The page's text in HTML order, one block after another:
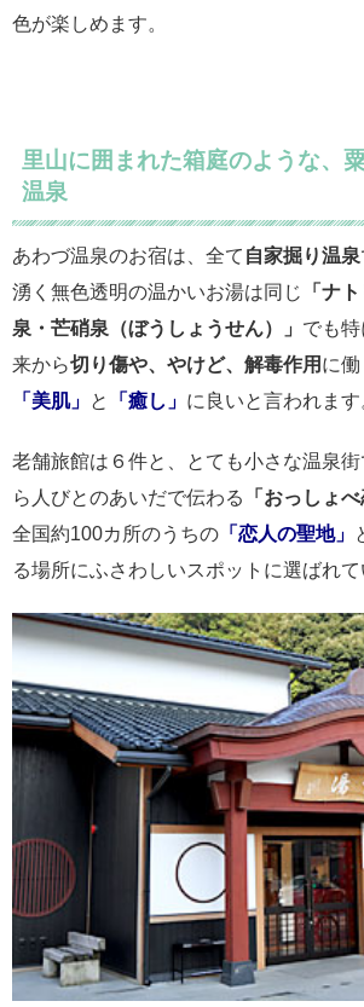
色が楽しめます。
里山に囲まれた箱庭のような、
温泉
あわづ温泉のお宿は、全て 自家掘り温泉
湧く無色透明の温かいお湯は同じ
「ナ
泉・芒硝泉（ぼうしょうせん）」 でも
来から切り傷や、やけど、解毒作用 に
「美肌」 と 「癒し」 に良いと言われます
老舗旅館は６件と、とても小さな温泉
ら人びとのあいだで伝わる
「おっしょべ
全国約100カ所のうちの 「恋人の聖地」
る場所にふさわしいスポットに選ばれて